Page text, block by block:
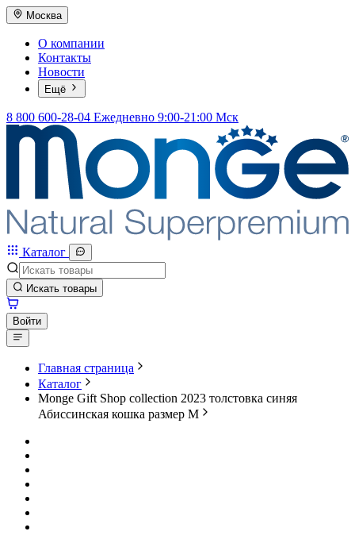
Москва
О компании
Контакты
Новости
Ещё
8 800 600-28-04 Ежедневно 9:00-21:00 Мск
Каталог
Искать товары
Войти
Главная страница
Каталог
Monge Gift Shop collection 2023 толстовка синяя
Абиссинская кошка размер М